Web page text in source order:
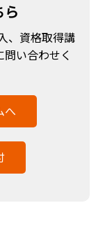
ら
、資格取得講
い合わせく
へ